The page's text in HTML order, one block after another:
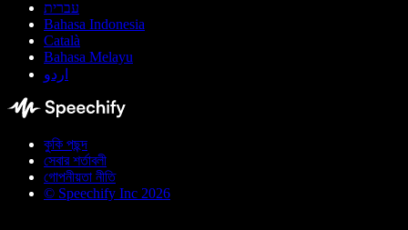
עברית
Bahasa Indonesia
Català
Bahasa Melayu
اردو
কুকি পছন্দ
সেবার শর্তাবলী
গোপনীয়তা নীতি
© Speechify Inc 2026